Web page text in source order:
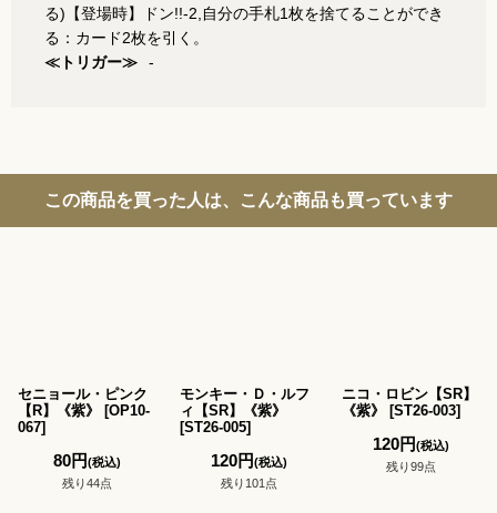
る)【登場時】ドン!!-2,自分の手札1枚を捨てることができ
る：カード2枚を引く。
≪トリガー≫
-
この商品を買った人は、こんな商品も買っています
セニョール・ピンク
【R】《紫》
[OP10-
067]
80円(税込)
残り44点
モンキー・Ｄ・ルフ
ィ【SR】《紫》
[ST26-005]
120円(税込)
残り101点
ニコ・ロビン【SR】
《紫》
[ST26-003]
120円(税込)
残り99点